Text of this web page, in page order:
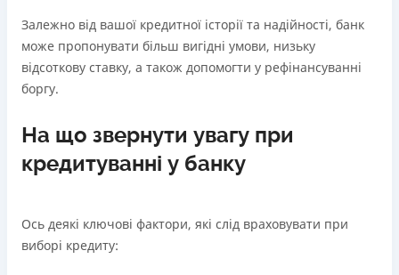
Залежно від вашої кредитної історії та надійності, банк
може пропонувати більш вигідні умови, низьку
відсоткову ставку, а також допомогти у рефінансуванні
боргу.
На що звернути увагу при
кредитуванні у банку
Ось деякі ключові фактори, які слід враховувати при
виборі кредиту: